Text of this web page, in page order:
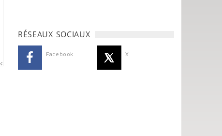
RÉSEAUX SOCIAUX
Facebook X